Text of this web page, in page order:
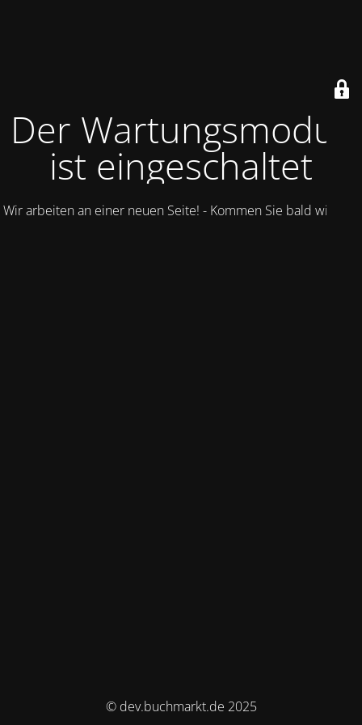
Der Wartungsmodus
ist eingeschaltet
Wir arbeiten an einer neuen Seite! - Kommen Sie bald wieder.
© dev.buchmarkt.de 2025